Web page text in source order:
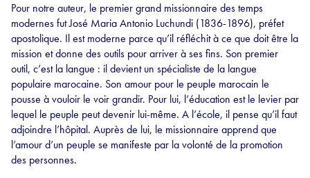
Pour notre auteur, le premier grand missionnaire des temps
modernes fut José Maria Antonio Luchundi (1836-1896), préfet
apostolique. Il est moderne parce qu’il réfléchit à ce que doit être la
mission et donne des outils pour arriver à ses fins. Son premier
outil, c’est la langue : il devient un spécialiste de la langue
populaire marocaine. Son amour pour le peuple marocain le
pousse à vouloir le voir grandir. Pour lui, l’éducation est le levier par
lequel le peuple peut devenir lui-même. A l’école, il pense qu’il faut
adjoindre l’hôpital. Auprès de lui, le missionnaire apprend que
l’amour d’un peuple se manifeste par la volonté de la promotion
des personnes.